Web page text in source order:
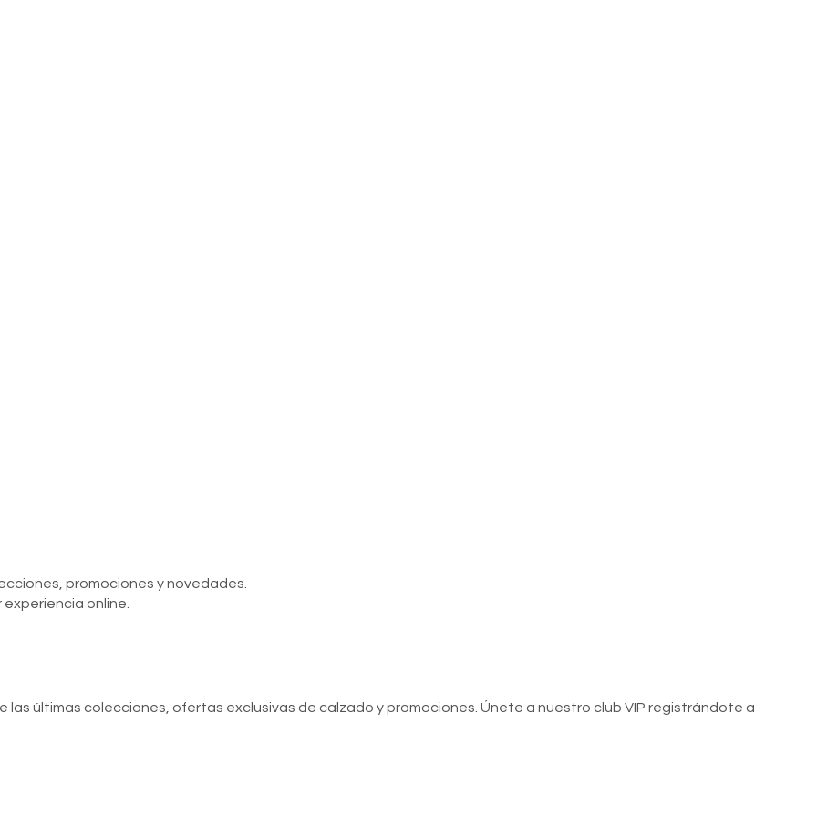
promociones y novedades.
online.
últimas colecciones, ofertas exclusivas de calzado y promociones. Únete a nuestro club VIP registrándote a